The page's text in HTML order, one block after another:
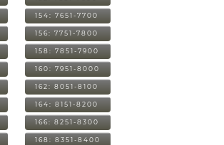
154: 7651-7700
156: 7751-7800
158: 7851-7900
160: 7951-8000
162: 8051-8100
164: 8151-8200
166: 8251-8300
168: 8351-8400